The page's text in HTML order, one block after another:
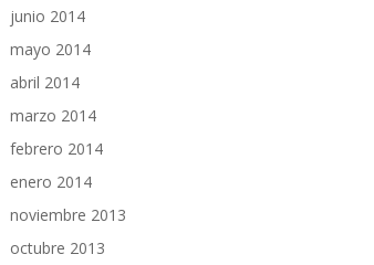
junio 2014
mayo 2014
abril 2014
marzo 2014
febrero 2014
enero 2014
noviembre 2013
octubre 2013